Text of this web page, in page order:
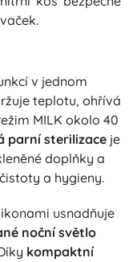
v jednom
teplotu, ohřívá
MILK okolo 40
parní sterilizace je
doplňky a
a hygieny.
usnadňuje
noční světlo
kompaktní